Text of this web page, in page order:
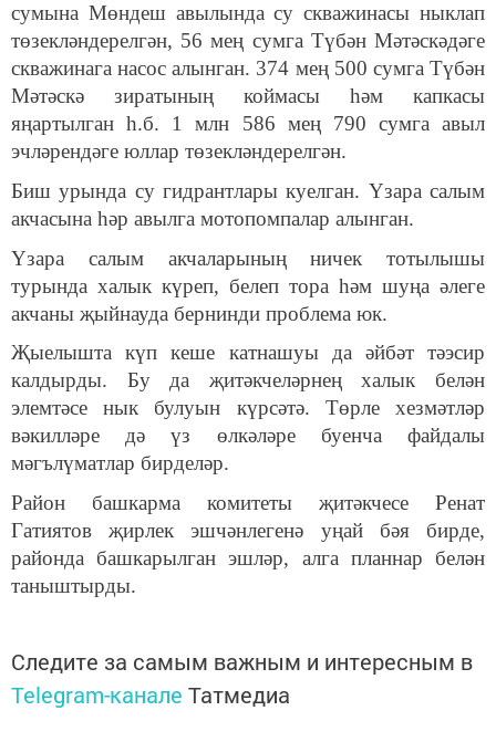
сумына Мөндеш авылында су скважинасы ныклап
төзекләндерелгән, 56 мең сумга Түбән Мәтәскәдәге
скважинага насос алынган. 374 мең 500 сумга Түбән
Мәтәскә зиратының коймасы һәм капкасы
яңартылган һ.б. 1 млн 586 мең 790 сумга авыл
эчләрендәге юллар төзекләндерелгән.
Биш урында су гидрантлары куелган. Үзара салым
акчасына һәр авылга мотопомпалар алынган.
Үзара салым акчаларының ничек тотылышы
турында халык күреп, белеп тора һәм шуңа әлеге
акчаны җыйнауда бернинди проблема юк.
Җыелышта күп кеше катнашуы да әйбәт тәэсир
калдырды. Бу да җитәкчеләрнең халык белән
элемтәсе нык булуын күрсәтә. Төрле хезмәтләр
вәкилләре дә үз өлкәләре буенча файдалы
мәгълүматлар бирделәр.
Район башкарма комитеты җитәкчесе Ренат
Гатиятов җирлек эшчәнлегенә уңай бәя бирде,
районда башкарылган эшләр, алга планнар белән
таныштырды.
Следите за самым важным и интересным в
Telegram-канале Татмедиа